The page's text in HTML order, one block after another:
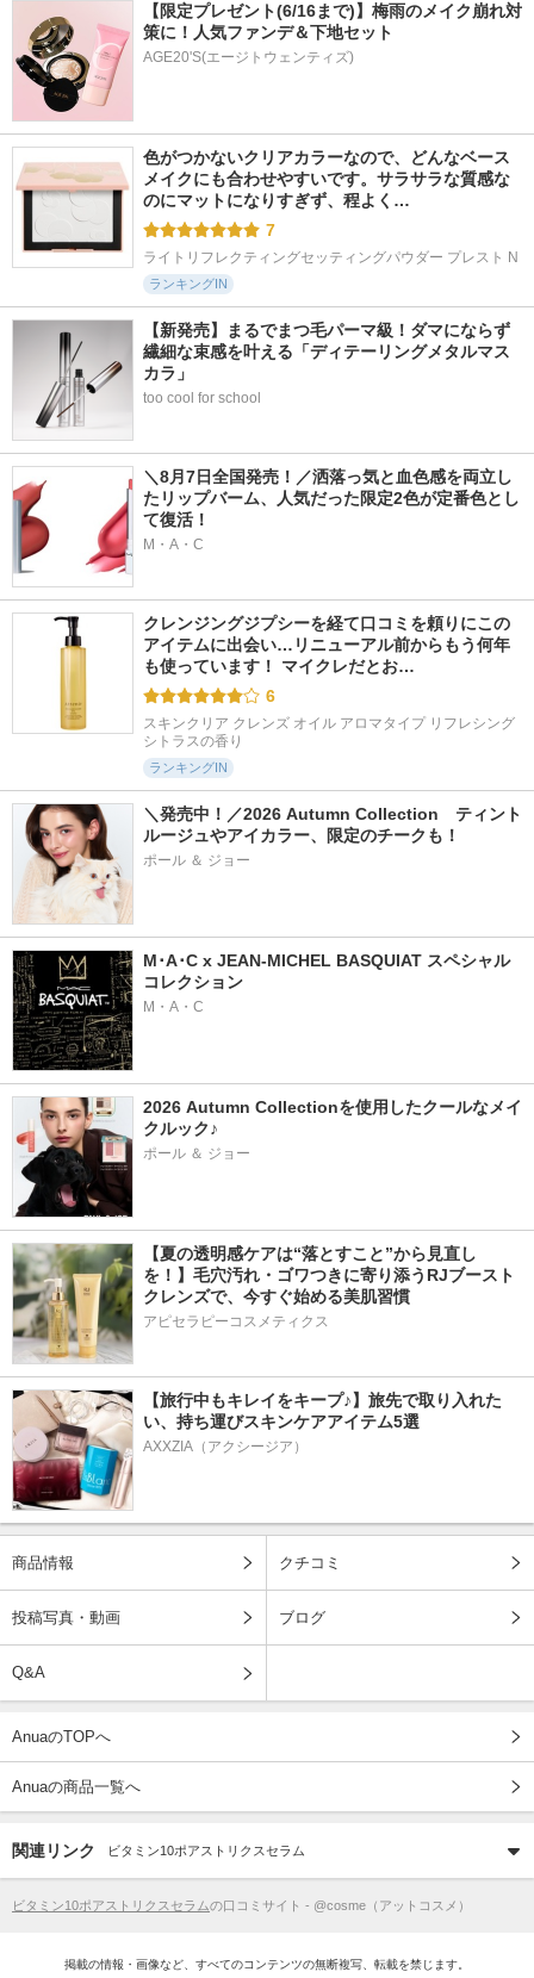
5.6
17611件
カネボウ スクラビ
ング マッド ウォッ
シュ
KANEBO
16868件
SK-II
【限定プレゼント(6/16まで)】梅雨のメイク崩れ対
策に！人気ファンデ＆下地セット
AGE20'S(エージトウェンティズ)
色がつかないクリアカラーなので、どんなベース
メイクにも合わせやすいです。サラサラな質感な
のにマットになりすぎず、程よく…
7
ライトリフレクティングセッティングパウダー プレスト N
ランキングIN
【新発売】まるでまつ毛パーマ級！ダマにならず
繊細な束感を叶える「ディテーリングメタルマス
カラ」
too cool for school
＼8月7日全国発売！／洒落っ気と血色感を両立し
たリップバーム、人気だった限定2色が定番色とし
て復活！
M・A・C
クレンジングジプシーを経て口コミを頼りにこの
アイテムに出会い…リニューアル前からもう何年
も使っています！ マイクレだとお…
6
スキンクリア クレンズ オイル アロマタイプ リフレシング
シトラスの香り
ランキングIN
＼発売中！／2026 Autumn Collection　ティント
ルージュやアイカラー、限定のチークも！
ポール ＆ ジョー
M･A･C x JEAN-MICHEL BASQUIAT スペシャル
コレクション
M・A・C
2026 Autumn Collectionを使用したクールなメイ
クルック♪
ポール ＆ ジョー
【夏の透明感ケアは“落とすこと”から見直し
を！】毛穴汚れ・ゴワつきに寄り添うRJブースト
クレンズで、今すぐ始める美肌習慣
アピセラピーコスメティクス
【旅行中もキレイをキープ♪】旅先で取り入れた
い、持ち運びスキンケアアイテム5選
AXXZIA（アクシージア）
商品情報 クチコミ
投稿写真・動画 ブログ
Q&A
AnuaのTOPへ
Anuaの商品一覧へ
関連リンク ビタミン10ポアストリクスセラム
ビタミン10ポアストリクスセラムの口コミサイト - @cosme（アットコスメ）
掲載の情報・画像など、すべてのコンテンツの無断複写、転載を禁じます。